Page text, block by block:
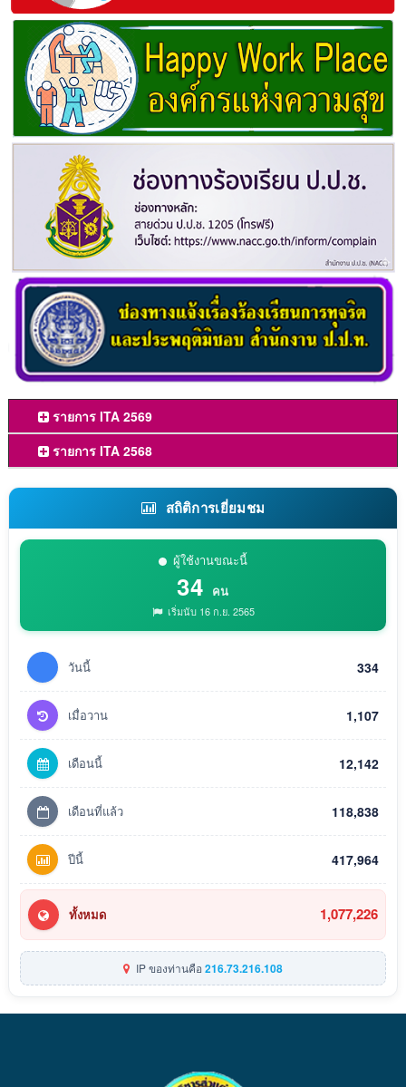
รายการ ITA 2569
รายการ ITA 2568
สถิติการเยี่ยมชม
ผู้ใช้งานขณะนี้
34 คน
เริ่มนับ 16 ก.ย. 2565
วันนี้ 334
เมื่อวาน 1,107
เดือนนี้ 12,142
เดือนที่แล้ว 118,838
ปีนี้ 417,964
ทั้งหมด 1,077,226
IP ของท่านคือ216.73.216.108